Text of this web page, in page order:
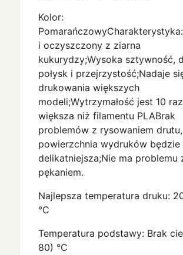
Kolor:
i oczyszczony z ziarna
kukurydzy;Wysoka sztywność,
połysk i przejrzystość;Nadaje
drukowania większych
modeli;Wytrzymałość jest 10
większa niż filamentu PLABrak
problemów z rysowaniem drutu,
powierzchnia wydruków będzie
delikatniejsza;Nie ma problemu
pękaniem.
Najlepsza temperatura druku:
°C
Temperatura podstawy: Brak
80) °C